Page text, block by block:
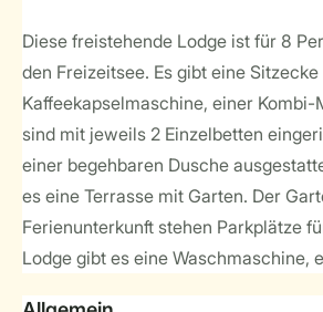
Diese freistehende Lodge ist für 8
den Freizeitsee. Es gibt eine
Kaffeekapselmaschine, einer
sind mit jeweils 2 Einzelbetten
einer begehbaren Dusche
es eine Terrasse mit Garten. Der
Ferienunterkunft stehen Parkplätze
Lodge gibt es eine Waschmaschine,